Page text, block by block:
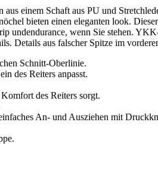
einem Schaft aus PU und
bieten einen eleganten look.
undendurance, wenn Sie stehen.
Details aus falscher Spitze im
Schnitt-Oberlinie.
des Reiters anpasst.
des Reiters sorgt.
An- und Ausziehen mit